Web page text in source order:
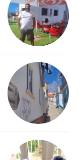
exclusivos e versões